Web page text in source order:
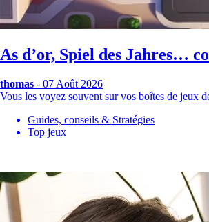
As d’or, Spiel des Jahres…
thomas - 07 Août 2026
Vous les voyez souvent sur vos boîtes de jeux
Guides, conseils & Stratégies
Top jeux